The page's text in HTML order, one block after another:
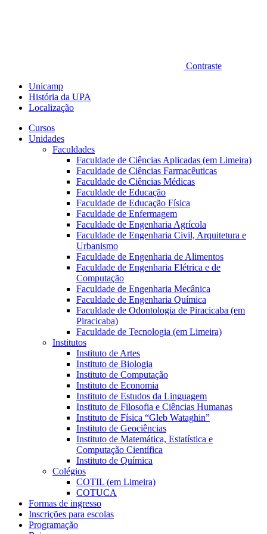
Contraste
Unicamp
História da UPA
Localização
Cursos
Unidades
Faculdades
Faculdade de Ciências Aplicadas (em Limeira)
Faculdade de Ciências Farmacêuticas
Faculdade de Ciências Médicas
Faculdade de Educação
Faculdade de Educação Física
Faculdade de Enfermagem
Faculdade de Engenharia Agrícola
Faculdade de Engenharia Civil, Arquitetura e
Urbanismo
Faculdade de Engenharia de Alimentos
Faculdade de Engenharia Elétrica e de
Computação
Faculdade de Engenharia Mecânica
Faculdade de Engenharia Química
Faculdade de Odontologia de Piracicaba (em
Piracicaba)
Faculdade de Tecnologia (em Limeira)
Institutos
Instituto de Artes
Instituto de Biologia
Instituto de Computação
Instituto de Economia
Instituto de Estudos da Linguagem
Instituto de Filosofia e Ciências Humanas
Instituto de Física “Gleb Wataghin”
Instituto de Geociências
Instituto de Matemática, Estatística e
Computação Científica
Instituto de Química
Colégios
COTIL (em Limeira)
COTUCA
Formas de ingresso
Inscrições para escolas
Programação